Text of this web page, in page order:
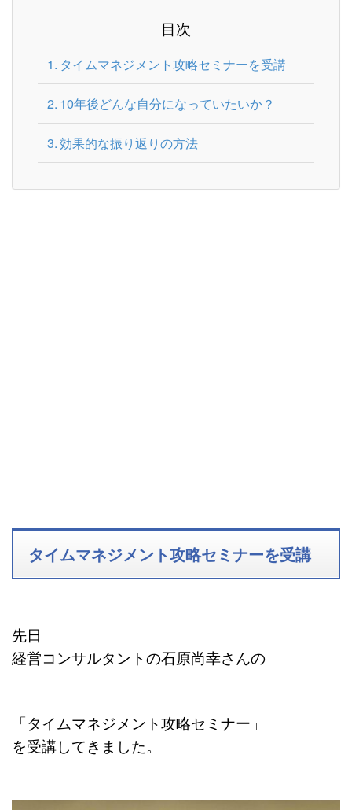
目次
タイムマネジメント攻略セミナーを受講
10年後どんな自分になっていたいか？
効果的な振り返りの方法
タイムマネジメント攻略セミナーを受講
先日
経営コンサルタントの石原尚幸さんの
「タイムマネジメント攻略セミナー」
を受講してきました。